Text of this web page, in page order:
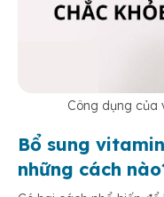
Công dụng của
Bổ sung
những cách